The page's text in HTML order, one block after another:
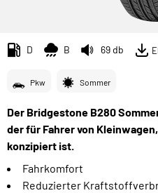
D B 69 db
Pkw Sommer
Der Bridgestone B280
der für Fahrer von
konzipiert ist.
Fahrkomfort
Reduzierter